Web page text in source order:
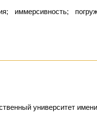
иммерсивность;
университет